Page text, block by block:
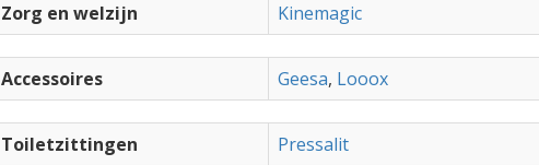
Zorg en welzijn Kinemagic
Accessoires Geesa, Looox
Toiletzittingen Pressalit